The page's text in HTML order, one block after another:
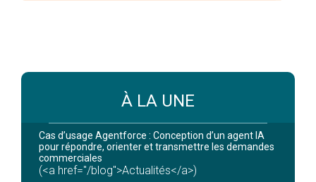
À LA UNE
Cas d’usage Agentforce : Conception d’un agent IA
pour répondre, orienter et transmettre les demandes
commerciales
(<a href="/blog">Actualités</a>)